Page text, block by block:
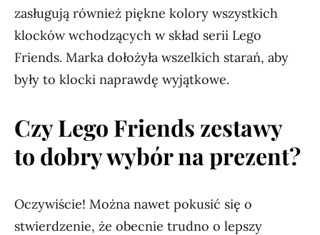
zasługują również piękne kolory wszystkich
klocków wchodzących w skład serii Lego
Friends. Marka dołożyła wszelkich starań, aby
były to klocki naprawdę wyjątkowe.
Czy Lego Friends zestawy
to dobry wybór na prezent?
Oczywiście! Można nawet pokusić się o
stwierdzenie, że obecnie trudno o lepszy